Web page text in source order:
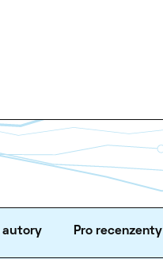
autory Pro recenzenty